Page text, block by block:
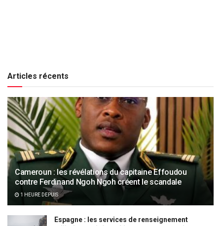
Articles récents
Cameroun : les révélations du capitaine Effoudou
contre Ferdinand Ngoh Ngoh créent le scandale
1 HEURE DEPUIS
Espagne : les services de renseignement